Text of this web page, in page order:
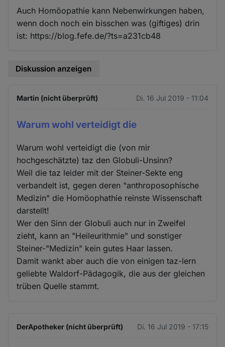
Auch Homöopathie kann Nebenwirkungen haben,
wenn doch noch ein bisschen was (giftiges) drin
ist: https://blog.fefe.de/?ts=a231cb48
Diskussion anzeigen
Martin (nicht überprüft) Di. 16 Jul 2019 - 11:04
Warum wohl verteidigt die
Warum wohl verteidigt die (von mir
hochgeschätzte) taz den Globuli-Unsinn?
Weil die taz leider mit der Steiner-Sekte eng
verbandelt ist, gegen deren "anthroposophische
Medizin" die Homöophathie reinste Wissenschaft
darstellt!
Wer den Sinn der Globuli auch nur in Zweifel
zieht, kann an "Heileurithmie" und sonstiger
Steiner-"Medizin" kein gutes Haar lassen.
Damit wankt aber auch die von einigen taz-lern
geliebte Waldorf-Pädagogik, die aus der gleichen
trüben Quelle stammt.
DerApotheker (nicht überprüft) Di. 16 Jul 2019 - 17:15